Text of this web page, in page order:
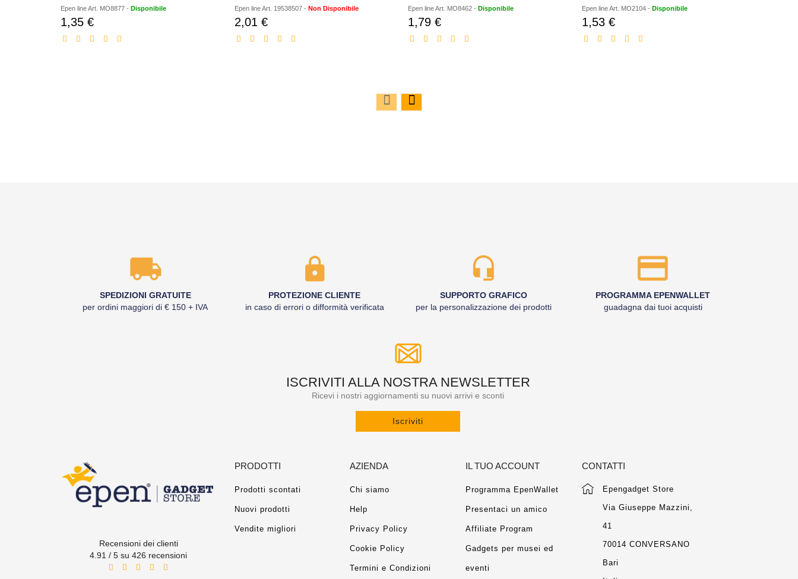
Epen lineArt. MO8877 - Disponibile
1,35 €Prezzo
Epen lineArt. 19538507- Non Disponibile
2,01 €Prezzo
Epen lineArt. MO8462 - Disponibile
1,79 €Prezzo
Epen lineArt. MO2104- Disponibile
1,53 €Prezzo
SPEDIZIONI GRATUITE
per ordini maggiori di € 150 + IVA
PROTEZIONE CLIENTE
in caso di errori o difformità verificata
SUPPORTO GRAFICO
per la personalizzazione dei prodotti
PROGRAMMA EPENWALLET
guadagna dai tuoi acquisti
ISCRIVITI ALLA NOSTRA NEWSLETTER
Ricevi i nostri aggiornamenti su nuovi arrivi e sconti
Iscriviti
Recensioni dei clienti
4.91 / 5 su 426 recensioni
PRODOTTI
Prodotti scontati
Nuovi prodotti
Vendite migliori
AZIENDA
Chi siamo
Help
Privacy Policy
Cookie Policy
Termini e Condizioni
IL TUO ACCOUNT
Programma EpenWallet
Presentaci un amico
Affiliate Program
Gadgets per musei ed
eventi
CONTATTI
Epengadget Store
Via Giuseppe Mazzini,
41
70014 CONVERSANO
Bari